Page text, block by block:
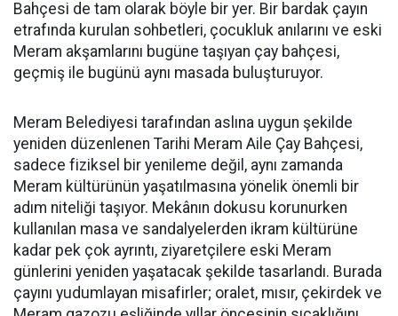
Bahçesi de tam olarak böyle bir yer. Bir bardak çayın
etrafında kurulan sohbetleri, çocukluk anılarını ve eski
Meram akşamlarını bugüne taşıyan çay bahçesi,
geçmiş ile bugünü aynı masada buluşturuyor.
Meram Belediyesi tarafından aslına uygun şekilde
yeniden düzenlenen Tarihi Meram Aile Çay Bahçesi,
sadece fiziksel bir yenileme değil, aynı zamanda
Meram kültürünün yaşatılmasına yönelik önemli bir
adım niteliği taşıyor. Mekânın dokusu korunurken
kullanılan masa ve sandalyelerden ikram kültürüne
kadar pek çok ayrıntı, ziyaretçilere eski Meram
günlerini yeniden yaşatacak şekilde tasarlandı. Burada
çayını yudumlayan misafirler; oralet, mısır, çekirdek ve